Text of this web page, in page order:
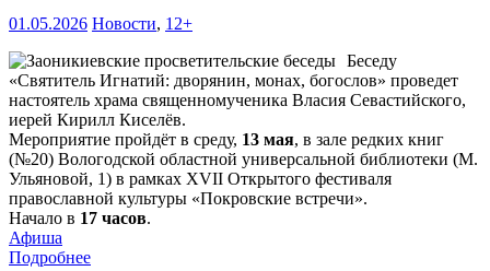
01.05.2026 Новости, 12+
Беседу
«Святитель Игнатий: дворянин, монах, богослов» проведет
настоятель храма священномученика Власия Севастийского,
иерей Кирилл Киселёв.
Мероприятие пройдёт в среду, 13 мая, в зале редких книг
(№20) Вологодской областной универсальной библиотеки (М.
Ульяновой, 1) в рамках XVII Открытого фестиваля
православной культуры «Покровские встречи».
Начало в 17 часов.
Афиша
Подробнее